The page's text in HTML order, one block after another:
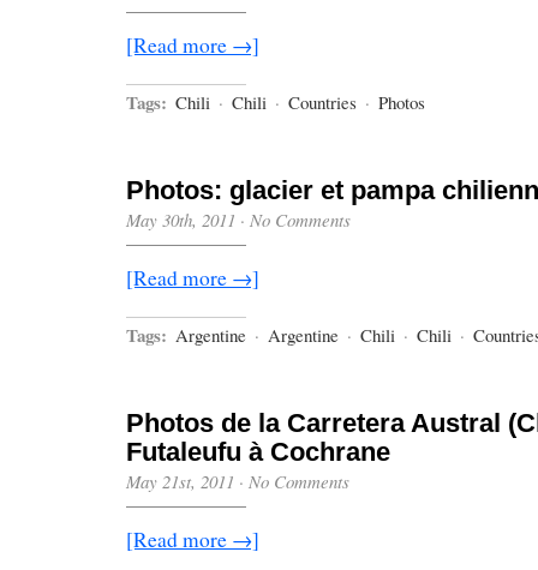
[Read more →]
Tags: Chili · Chili · Countries · Photos
Photos: glacier et pampa
May 30th, 2011 · No Comments
[Read more →]
Tags: Argentine · Argentine · Chili · Chili ·
Photos de la Carretera Austral
Futaleufu à Cochrane
May 21st, 2011 · No Comments
[Read more →]